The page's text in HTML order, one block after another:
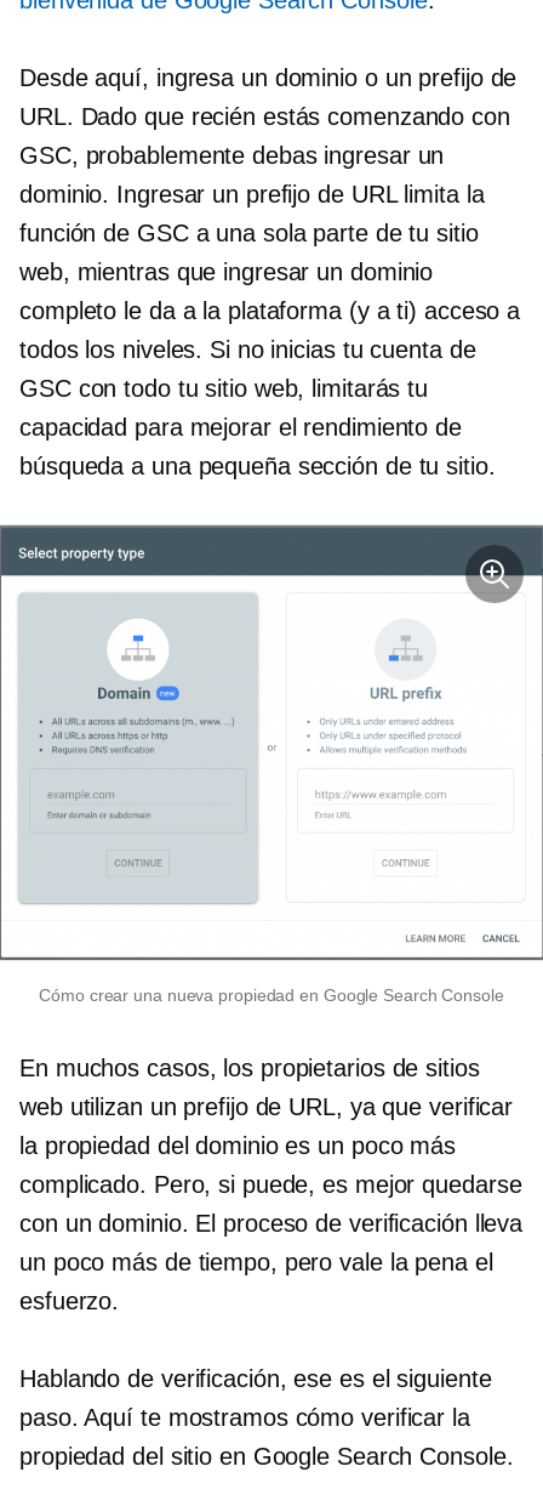
Desde aquí, ingresa un dominio o un prefijo de
URL. Dado que recién estás comenzando con
GSC, probablemente debas ingresar un
dominio. Ingresar un prefijo de URL limita la
función de GSC a una sola parte de tu sitio
web, mientras que ingresar un dominio
completo le da a la plataforma (y a ti) acceso a
todos los niveles. Si no inicias tu cuenta de
GSC con todo tu sitio web, limitarás tu
capacidad para mejorar el rendimiento de
búsqueda a una pequeña sección de tu sitio.
Cómo crear una nueva propiedad en Google Search Console
En muchos casos, los propietarios de sitios
web utilizan un prefijo de URL, ya que verificar
la propiedad del dominio es un poco más
complicado. Pero, si puede, es mejor quedarse
con un dominio. El proceso de verificación lleva
un poco más de tiempo, pero vale la pena el
esfuerzo.
Hablando de verificación, ese es el siguiente
paso. Aquí te mostramos cómo verificar la
propiedad del sitio en Google Search Console.